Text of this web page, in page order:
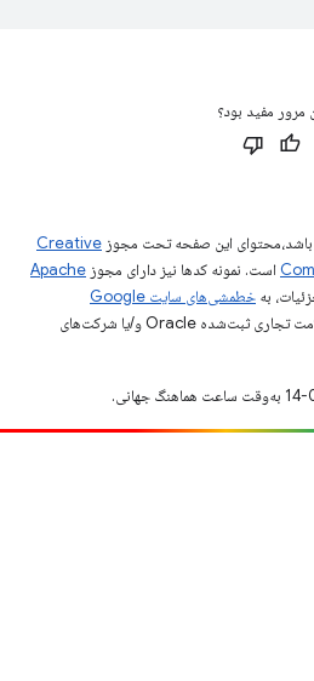
مرور مفید بود؟
باشد،‌محتوای این صفحه تحت مجوز Creative
است. نمونه کدها نیز دارای مجوز Apache
به
خطمشی‌های سایت Google
مراجعه کنید. جاوا علامت تجاری ثبت‌شده Oracle و/یا شرکت‌های